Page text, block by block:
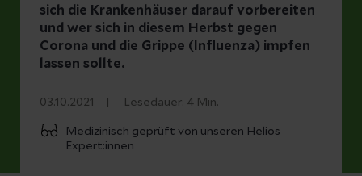
sich die Krankenhäuser darauf vorbereiten
und wer sich in diesem Herbst gegen
Corona und die Grippe (Influenza) impfen
lassen sollte.
03.10.2021 Lesedauer: 4 Min.
Medizinisch geprüft von unseren Helios
Expert:innen